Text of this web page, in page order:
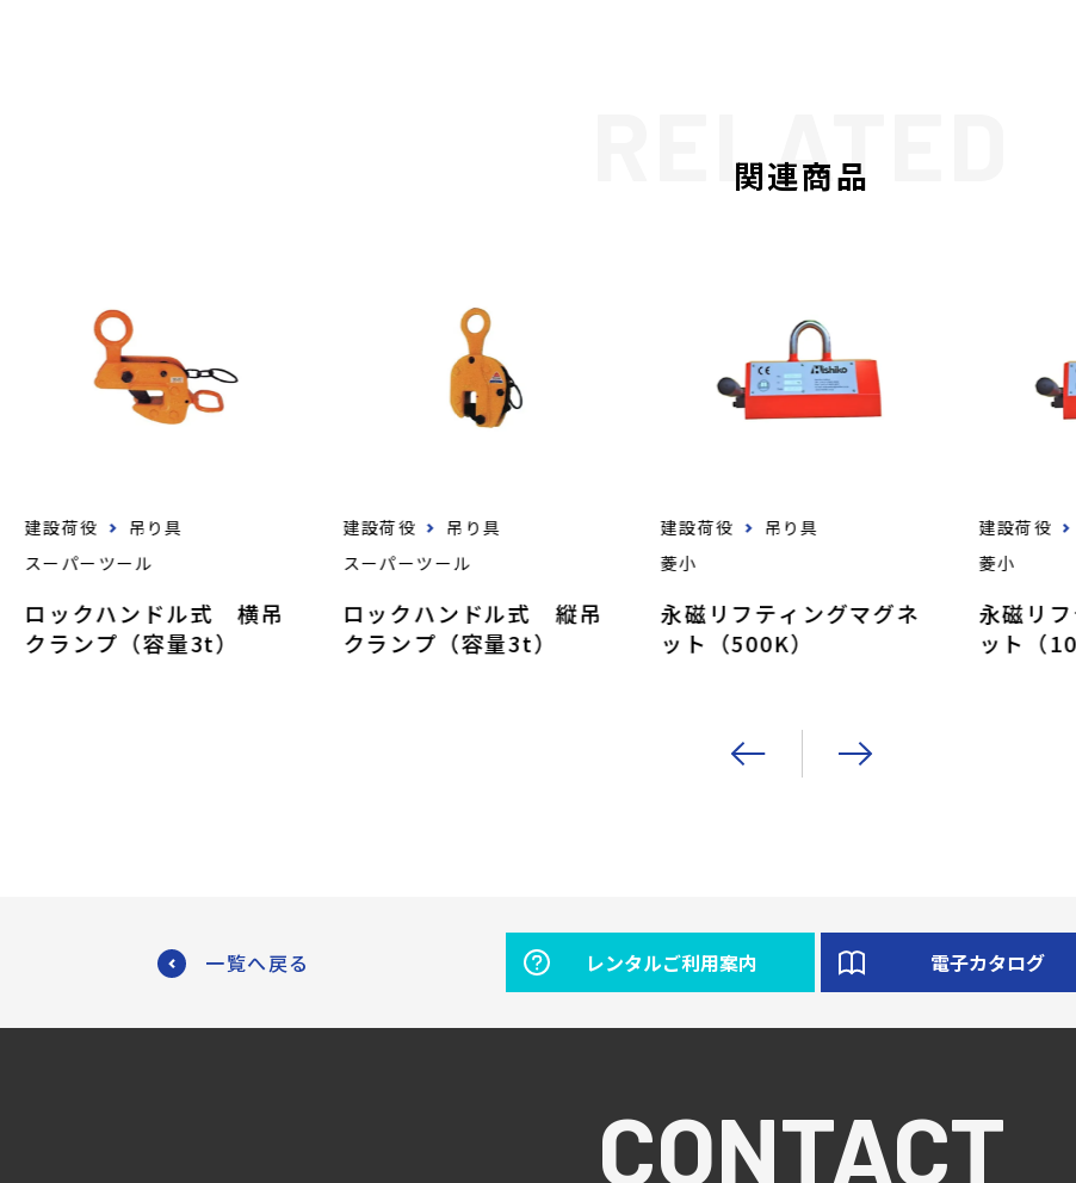
関連商品
建設荷役
吊り具
スーパーツール
ロックハンドル式 横吊
クランプ（容量3t）
建設荷役
吊り具
スーパーツール
ロックハンドル式 縦吊
クランプ（容量3t）
建設荷役
吊り具
菱小
永磁リフティングマグネ
ット（500K）
建設荷役
菱小
永磁リ
ット（
一覧へ戻る レンタルご利用案内 電子カタログ
CONTACT